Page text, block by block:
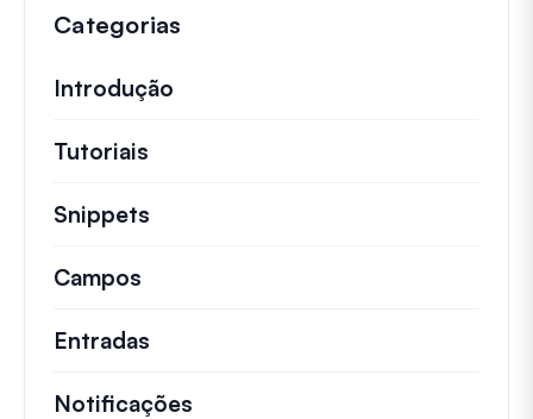
Categorias
Introdução
Tutoriais
Snippets
Campos
Entradas
Notificações